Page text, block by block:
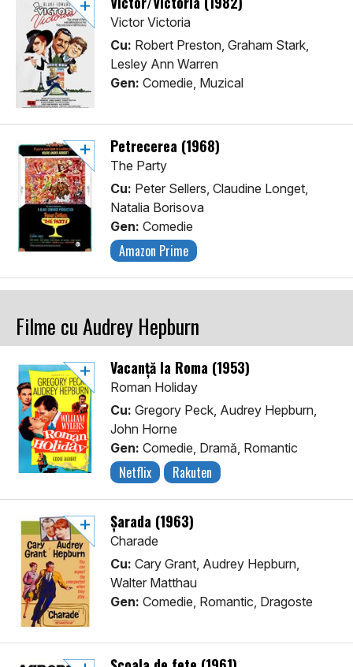
Victor Victoria
Cu: Robert Preston, Graham Stark,
Lesley Ann Warren
Gen: Comedie, Muzical
Petrecerea (1968)
The Party
Cu: Peter Sellers, Claudine Longet,
Natalia Borisova
Gen: Comedie
Amazon Prime
Filme cu Audrey Hepburn
Vacanță la Roma (1953)
Roman Holiday
Cu: Gregory Peck, Audrey Hepburn,
John Horne
Gen: Comedie, Dramă, Romantic
Netflix Rakuten
Șarada (1963)
Charade
Cu: Cary Grant, Audrey Hepburn,
Walter Matthau
Gen: Comedie, Romantic, Dragoste